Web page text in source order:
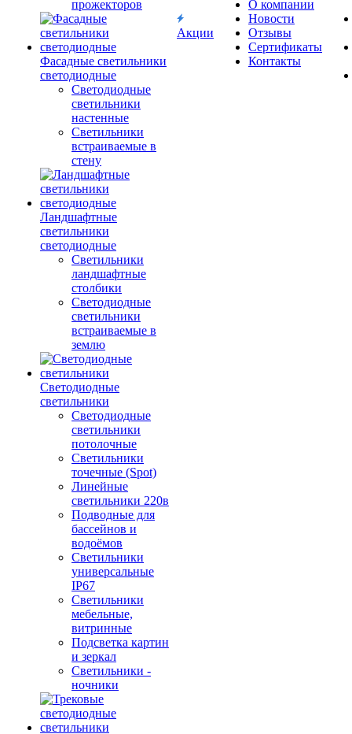
прожекторов
Фасадные светильники
светодиодные
Светодиодные
светильники
настенные
Светильники
встраиваемые в
стену
Ландшафтные
светильники
светодиодные
Светильники
ландшафтные
столбики
Светодиодные
светильники
встраиваемые в
землю
Светодиодные
светильники
Светодиодные
светильники
потолочные
Светильники
точечные (Spot)
Линейные
светильники 220в
Подводные для
бассейнов и
водоёмов
Светильники
универсальные
IP67
Светильники
мебельные,
витринные
Подсветка картин
и зеркал
Светильники -
ночники
Акции
О компании
Новости
Отзывы
Сертификаты
Контакты